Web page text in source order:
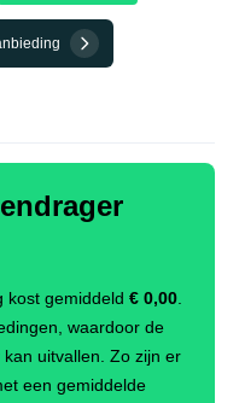
kost gemiddeld € 0,00
waardoor de
uitvallen. Zo zijn er
een gemiddelde